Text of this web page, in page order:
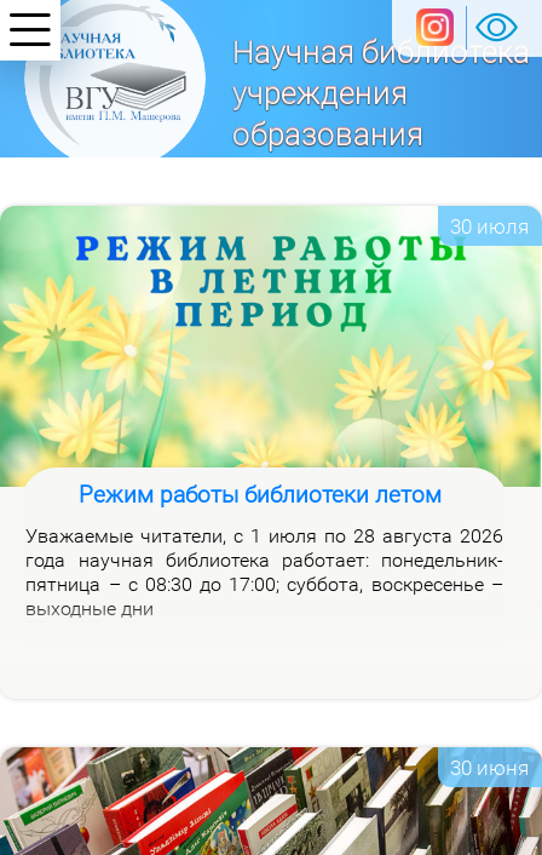
Научная библиотека
учреждения
образования
государственный университет
имени П. М. Машерова»
30 июля
Режим работы библиотеки летом
Ува­жа­е­мые чи­та­те­ли, с 1 июля по 28 ав­гу­ста 2026
го­да на­уч­ная биб­лио­те­ка ра­бо­та­ет: по­не­дель­ник-
пят­ни­ца – с 08:30 до 17:00; суб­бо­та, вос­кре­се­нье –
вы­ход­ные дни
30 июня